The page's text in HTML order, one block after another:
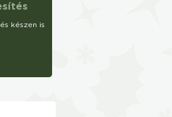
készen is